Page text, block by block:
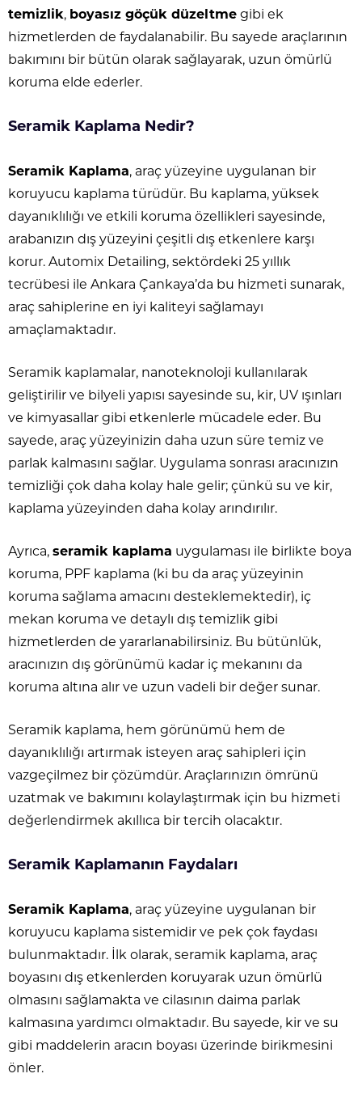
temizlik, boyasız göçük düzeltme gibi ek
hizmetlerden de faydalanabilir. Bu sayede araçlarının
bakımını bir bütün olarak sağlayarak, uzun ömürlü
koruma elde ederler.
Seramik Kaplama Nedir?
Seramik Kaplama, araç yüzeyine uygulanan bir
koruyucu kaplama türüdür. Bu kaplama, yüksek
dayanıklılığı ve etkili koruma özellikleri sayesinde,
arabanızın dış yüzeyini çeşitli dış etkenlere karşı
korur. Automix Detailing, sektördeki 25 yıllık
tecrübesi ile Ankara Çankaya’da bu hizmeti sunarak,
araç sahiplerine en iyi kaliteyi sağlamayı
amaçlamaktadır.
Seramik kaplamalar, nanoteknoloji kullanılarak
geliştirilir ve bilyeli yapısı sayesinde su, kir, UV ışınları
ve kimyasallar gibi etkenlerle mücadele eder. Bu
sayede, araç yüzeyinizin daha uzun süre temiz ve
parlak kalmasını sağlar. Uygulama sonrası aracınızın
temizliği çok daha kolay hale gelir; çünkü su ve kir,
kaplama yüzeyinden daha kolay arındırılır.
Ayrıca, seramik kaplama uygulaması ile birlikte boya
koruma, PPF kaplama (ki bu da araç yüzeyinin
koruma sağlama amacını desteklemektedir), iç
mekan koruma ve detaylı dış temizlik gibi
hizmetlerden de yararlanabilirsiniz. Bu bütünlük,
aracınızın dış görünümü kadar iç mekanını da
koruma altına alır ve uzun vadeli bir değer sunar.
Seramik kaplama, hem görünümü hem de
dayanıklılığı artırmak isteyen araç sahipleri için
vazgeçilmez bir çözümdür. Araçlarınızın ömrünü
uzatmak ve bakımını kolaylaştırmak için bu hizmeti
değerlendirmek akıllıca bir tercih olacaktır.
Seramik Kaplamanın Faydaları
Seramik Kaplama, araç yüzeyine uygulanan bir
koruyucu kaplama sistemidir ve pek çok faydası
bulunmaktadır. İlk olarak, seramik kaplama, araç
boyasını dış etkenlerden koruyarak uzun ömürlü
olmasını sağlamakta ve cilasının daima parlak
kalmasına yardımcı olmaktadır. Bu sayede, kir ve su
gibi maddelerin aracın boyası üzerinde birikmesini
önler.